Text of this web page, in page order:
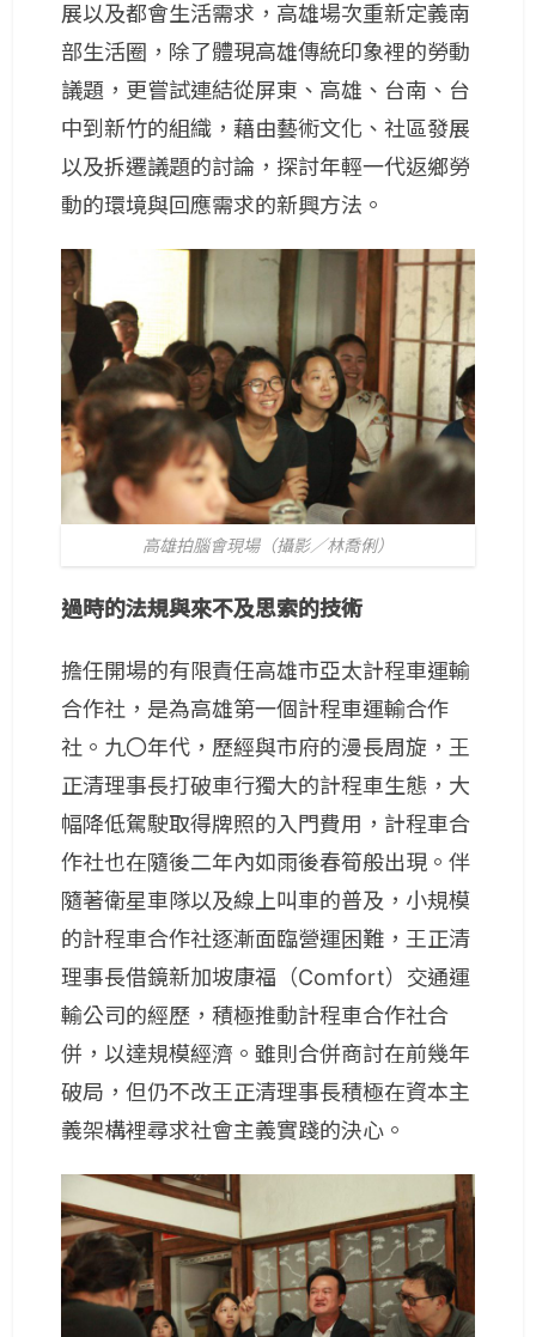
展以及都會生活需求，高雄場次重新定義南
部生活圈，除了體現高雄傳統印象裡的勞動
議題，更嘗試連結從屏東、高雄、台南、台
中到新竹的組織，藉由藝術文化、社區發展
以及拆遷議題的討論，探討年輕一代返鄉勞
動的環境與回應需求的新興方法。
高雄拍腦會現場（攝影／林喬俐）
過時的法規與來不及思索的技術
擔任開場的有限責任高雄市亞太計程車運輸
合作社，是為高雄第一個計程車運輸合作
社。九〇年代，歷經與市府的漫長周旋，王
正清理事長打破車行獨大的計程車生態，大
幅降低駕駛取得牌照的入門費用，計程車合
作社也在隨後二年內如雨後春筍般出現。伴
隨著衛星車隊以及線上叫車的普及，小規模
的計程車合作社逐漸面臨營運困難，王正清
理事長借鏡新加坡康福（Comfort）交通運
輸公司的經歷，積極推動計程車合作社合
併，以達規模經濟。雖則合併商討在前幾年
破局，但仍不改王正清理事長積極在資本主
義架構裡尋求社會主義實踐的決心。